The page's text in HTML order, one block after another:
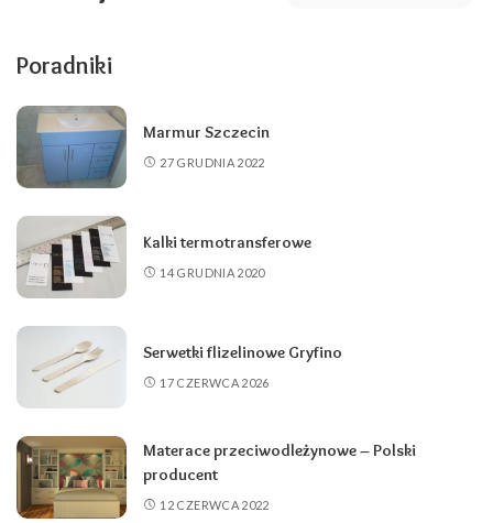
Poradniki
Marmur Szczecin
27 GRUDNIA 2022
Kalki termotransferowe
14 GRUDNIA 2020
Serwetki flizelinowe Gryfino
17 CZERWCA 2026
Materace przeciwodleżynowe – Polski
producent
12 CZERWCA 2022